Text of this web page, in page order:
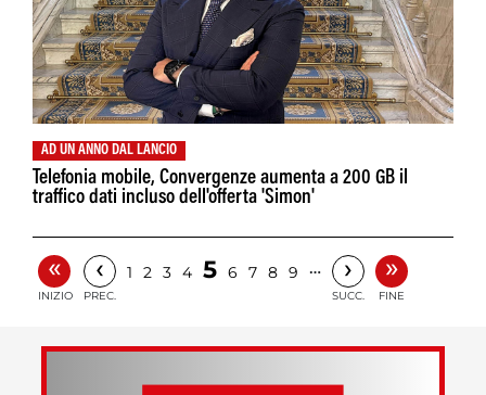
AD UN ANNO DAL LANCIO
Telefonia mobile, Convergenze aumenta a 200 GB il
traffico dati incluso dell'offerta 'Simon'
«
INIZIO
‹
PREC.
1 2 3 4 5 6 7 8 9 … ›
SUCC.
»
FINE